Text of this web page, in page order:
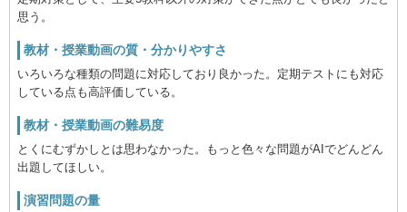
思う。
教材・授業動画の質・分かりやすさ
いろいろな種類の問題に対応しており良かった。定期テストにも対応
している点も高評価している。
教材・授業動画の難易度
とくにむずかしとは思わなかった。もっと色々な問題がAIでどんどん
出題してほしい。
演習問題の量